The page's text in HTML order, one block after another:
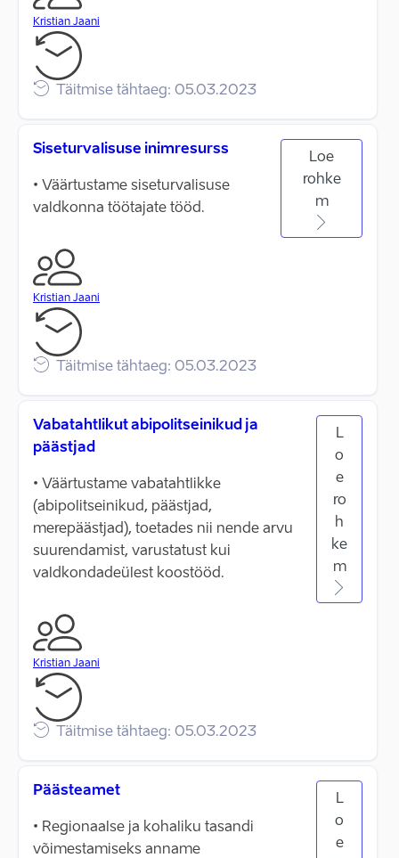
Kristian Jaani
Täitmise tähtaeg: 05.03.2023
Siseturvalisuse inimresurss
• Väärtustame siseturvalisuse
valdkonna töötajate tööd.
Kristian Jaani
Täitmise tähtaeg: 05.03.2023
Loe
rohke
m
Vabatahtlikut abipolitseinikud ja
päästjad
• Väärtustame vabatahtlikke
(abipolitseinikud, päästjad,
merepäästjad), toetades nii nende arvu
suurendamist, varustatust kui
valdkondadeülest koostööd.
Kristian Jaani
Täitmise tähtaeg: 05.03.2023
L
o
e
ro
h
ke
m
Päästeamet
• Regionaalse ja kohaliku tasandi
võimestamiseks anname
L
o
e